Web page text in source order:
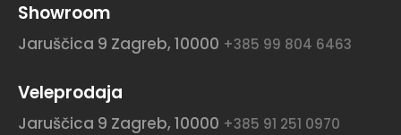
Showroom
Jaruščica 9 Zagreb, 10000 +385 99 804 6463
Veleprodaja
Jaruščica 9 Zagreb, 10000 +385 91 251 0970